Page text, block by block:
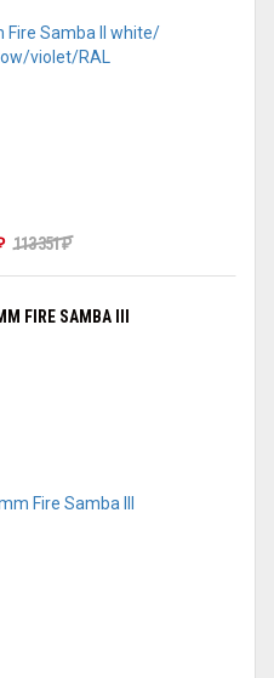
113 351₽
FIRE SAMBA III